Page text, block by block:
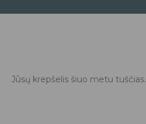
Jūsų krepšelis šiuo metu tuščias.